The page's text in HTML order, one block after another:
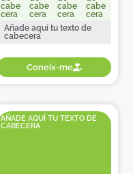
cabe
cera
cabe
cera
cabe
cera
cabe
cera
Añade aquí tu texto de
cabecera
Coneix-me
AÑADE AQUÍ TU TEXTO DE
CABECERA